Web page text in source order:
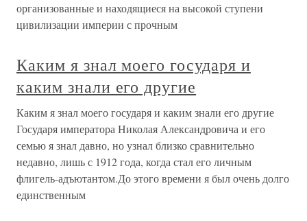
организованные и находящиеся на высокой ступени
цивилизации империи с прочным
Каким я знал моего государя и
каким знали его другие
Каким я знал моего государя и каким знали его другие
Государя императора Николая Александровича и его
семью я знал давно, но узнал близко сравнительно
недавно, лишь с 1912 года, когда стал его личным
флигель-адъютантом.До этого времени я был очень долго
единственным